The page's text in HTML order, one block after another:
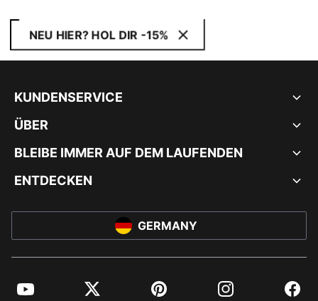
NEU HIER? HOL DIR -15%
KUNDENSERVICE
ÜBER
BLEIBE IMMER AUF DEM LAUFENDEN
ENTDECKEN
GERMANY
YouTube Twitter Pinterest Instagram